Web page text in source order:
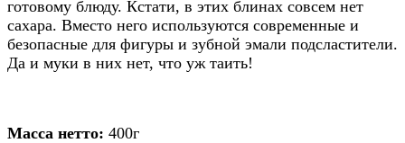
готовому блюду. Кстати, в этих блинах совсем нет
сахара. Вместо него используются современные и
безопасные для фигуры и зубной эмали подсластители.
Да и муки в них нет, что уж таить!
Масса нетто: 400г